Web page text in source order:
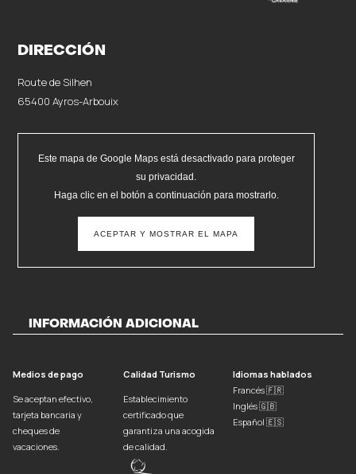
DIRECCIÓN
Route de Silhen
65400 Ayros-Arbouix
Este mapa de Google Maps está desactivado para proteger
su privacidad.
Haga clic en el botón a continuación para mostrarlo.
ACEPTAR Y MOSTRAR EL MAPA
INFORMACIÓN ADICIONAL
Medios de pago
Se aceptan efectivo,
tarjeta bancaria y
cheques de
vacaciones.
Calidad Turismo
Establecimiento
certificado que
garantiza una acogida
de calidad.
Idiomas hablados
Francés 🇫🇷
Inglés 🇬🇧
Español 🇪🇸